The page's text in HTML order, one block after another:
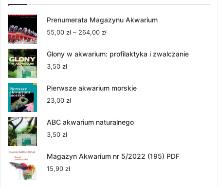
Prenumerata Magazynu Akwarium
55,00 zł – 264,00 złZakres
od
Glony w akwarium: profilaktyka i zwalczanie
3,50 zł
Pierwsze akwarium morskie
23,00 zł
ABC akwarium naturalnego
3,50 zł
Magazyn Akwarium nr 5/2022 (195) PDF
15,90 zł